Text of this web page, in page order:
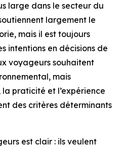
large dans le secteur du
largement le
mais il est toujours
intentions en décisions de
voyageurs souhaitent
mais
la praticité et l’expérience
des critères déterminants
est clair : ils veulent